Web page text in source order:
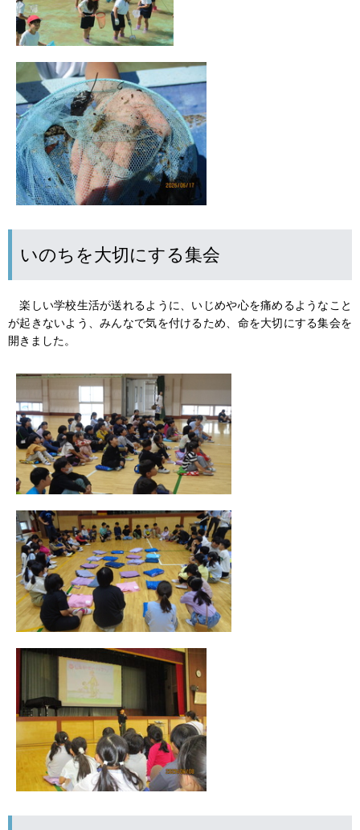
いのちを大切にする集会
楽しい学校生活が送れるように、いじめや心を痛めるようなこと
が起きないよう、みんなで気を付けるため、命を大切にする集会を
開きました。